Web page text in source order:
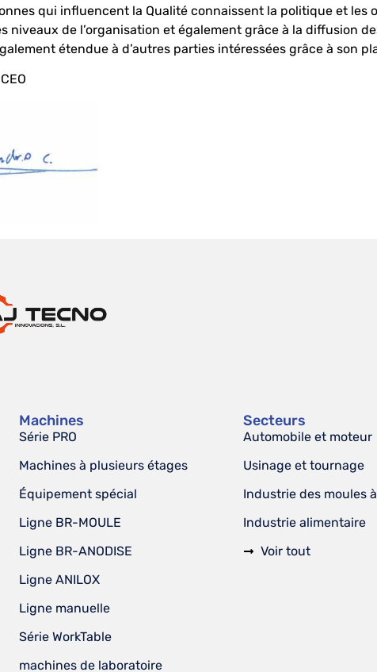
qui influencent la Qualité connaissent la politique et
niveaux de l’organisation et également grâce à la diffusion
étendue à d’autres parties intéressées grâce à son
Machines
Série PRO
Machines à plusieurs étages
Équipement spécial
Ligne BR-MOULE
Ligne BR-ANODISE
Ligne ANILOX
Ligne manuelle
Série WorkTable
machines de laboratoire
Secteurs
Automobile et moteur
Usinage et tournage
Industrie des moules
Industrie alimentaire
Voir tout